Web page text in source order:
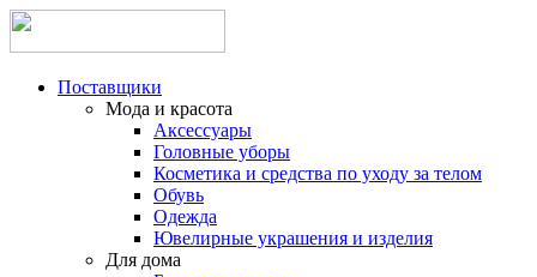
Поставщики
Мода и красота
Аксессуары
Головные уборы
Косметика и средства по уходу за телом
Обувь
Одежда
Ювелирные украшения и изделия
Для дома